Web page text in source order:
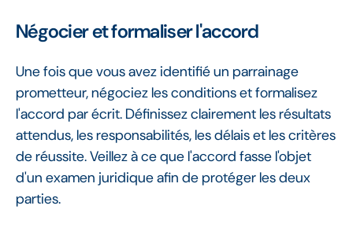
Négocier et formaliser l'accord
Une fois que vous avez identifié un parrainage
prometteur, négociez les conditions et formalisez
l'accord par écrit. Définissez clairement les résultats
attendus, les responsabilités, les délais et les critères
de réussite. Veillez à ce que l'accord fasse l'objet
d'un examen juridique afin de protéger les deux
parties.